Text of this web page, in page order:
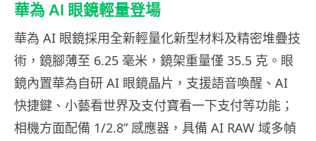
華為 AI 眼鏡輕量登場
華為 AI 眼鏡採用全新輕量化新型材料及精密堆疊技
術，鏡腳薄至 6.25 毫米，鏡架重量僅 35.5 克。眼
鏡內置華為自研 AI 眼鏡晶片，支援語音喚醒、AI
快捷鍵、小藝看世界及支付寶看一下支付等功能；
相機方面配備 1/2.8” 感應器，具備 AI RAW 域多幀